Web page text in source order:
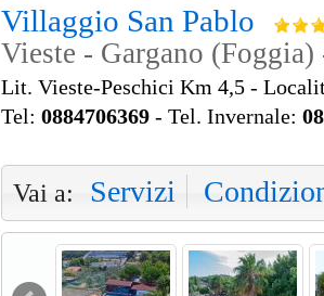
Villaggio San Pablo
Vieste - Gargano
Lit. Vieste-Peschici Km 4,5 -
Tel: 0884706369 - Tel. Invernale:
Vai a: Servizi